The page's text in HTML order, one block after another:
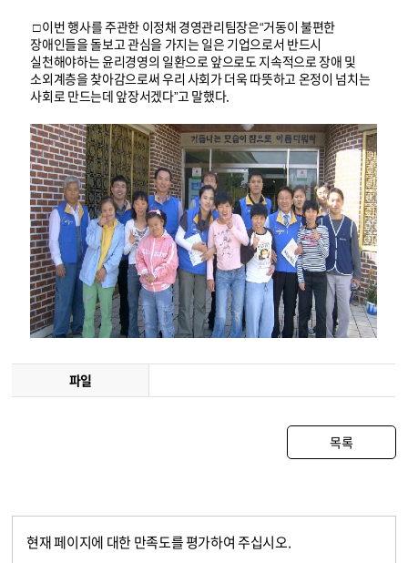
□ 이번 행사를 주관한 이정채 경영관리팀장은“거동이 불편한
장애인들을 돌보고 관심을 가지는 일은 기업으로서 반드시
실천해야하는 윤리경영의 일환으로 앞으로도 지속적으로 장애 및
소외계층을 찾아감으로써 우리 사회가 더욱 따뜻하고 온정이 넘치는
사회로 만드는데 앞장서겠다”고 말했다.
파일
목록
현재 페이지에 대한 만족도를 평가하여 주십시오.